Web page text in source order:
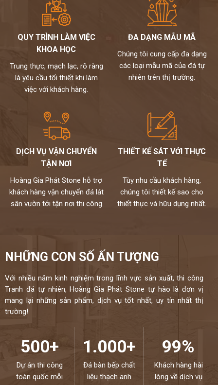
QUY TRÌNH LÀM VIỆC
KHOA HỌC
Trung thực, mạch lạc, rõ ràng
là yêu cầu tối thiết khi làm
việc với khách hàng.
ĐA DẠNG MẪU MÃ
Chúng tôi cung cấp đa dạng
các loại mẫu mã của đá tự
nhiên trên thị trường.
DỊCH VỤ VẬN CHUYỂN
TẬN NƠI
Hoàng Gia Phát Stone hỗ trợ
khách hàng vận chuyển đá lát
sân vườn tới tận nơi thi công
THIẾT KẾ SÁT VỚI THỰC
TẾ
Tùy nhu cầu khách hàng,
chúng tôi thiết kế sao cho
thiết thực và hữu dụng nhất.
NHỮNG CON SỐ ẤN TƯỢNG
Với nhiều năm kinh nghiệm trong lĩnh vực sản xuất, thi công
Tranh đá tự nhiên, Hoàng Gia Phát Stone tự hào là đơn vị
mang lại những sản phẩm, dịch vụ tốt nhất, uy tín nhất thị
trường!
500+
Dự án thi công
toàn quốc mỗi
1.000+
Đá bàn bếp chất
liệu thạch anh
99%
Khách hàng hài
lòng về dịch vụ